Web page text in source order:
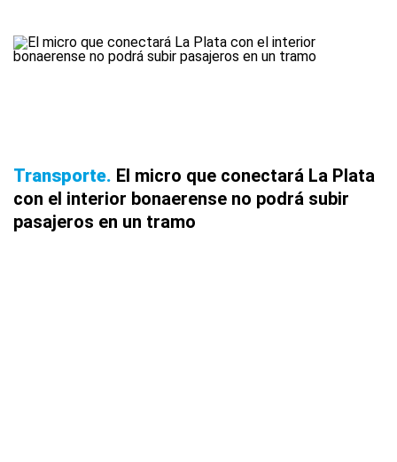
Transporte El micro que conectará La Plata
con el interior bonaerense no podrá subir
pasajeros en un tramo